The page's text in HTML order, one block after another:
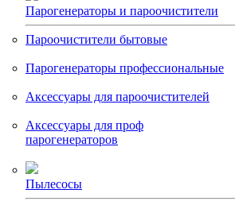
Парогенераторы и пароочистители
Пароочистители бытовые
Парогенераторы профессиональные
Аксессуары для пароочистителей
Аксессуары для проф
парогенераторов
Пылесосы